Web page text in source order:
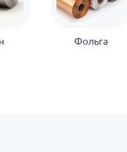
Фольга